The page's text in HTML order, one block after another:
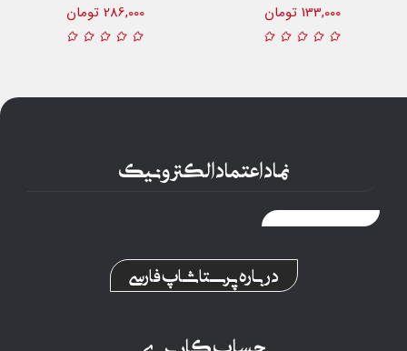
286,000 تومان
133,000 تومان
نماد اعتماد الکترونیک
درباره پرستاشاپ فارسی
حساب کاربری